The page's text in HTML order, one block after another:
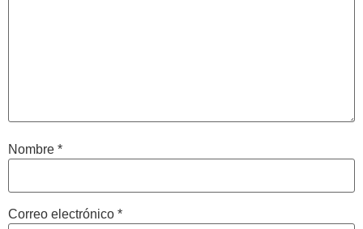
Nombre *
Correo electrónico *